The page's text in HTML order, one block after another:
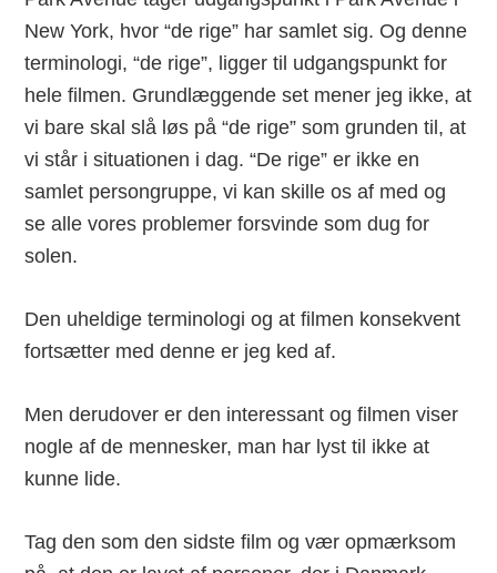
New York, hvor “de rige” har samlet sig. Og denne
terminologi, “de rige”, ligger til udgangspunkt for
hele filmen. Grundlæggende set mener jeg ikke, at
vi bare skal slå løs på “de rige” som grunden til, at
vi står i situationen i dag. “De rige” er ikke en
samlet persongruppe, vi kan skille os af med og
se alle vores problemer forsvinde som dug for
solen.
Den uheldige terminologi og at filmen konsekvent
fortsætter med denne er jeg ked af.
Men derudover er den interessant og filmen viser
nogle af de mennesker, man har lyst til ikke at
kunne lide.
Tag den som den sidste film og vær opmærksom